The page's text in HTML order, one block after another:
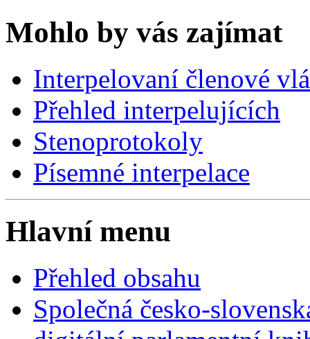
Mohlo by vás zajímat
Interpelovaní členové
Přehled interpelujících
Stenoprotokoly
Písemné interpelace
Hlavní menu
Přehled obsahu
Společná česko-